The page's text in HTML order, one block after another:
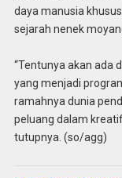
daya manusia
sejarah nenek
“Tentunya akan ada
yang menjadi
ramahnya dunia
peluang dalam
tutupnya. (so/agg)